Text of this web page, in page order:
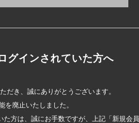
グインされていた方へ
だき、誠にありがとうございます。
廃止いたしました。
方は、誠にお手数ですが、上記「新規会員